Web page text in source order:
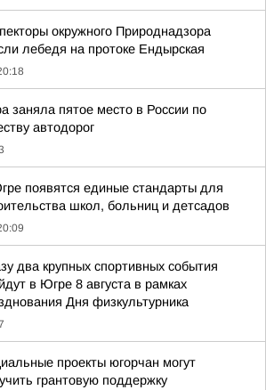
окружного Природнадзора
лебедя на протоке Ендырская
заняла пятое место в России по
автодорог
появятся единые стандарты для
школ, больниц и детсадов
два крупных спортивных события
в Югре 8 августа в рамках
Дня физкультурника
проекты югорчан могут
грантовую поддержку